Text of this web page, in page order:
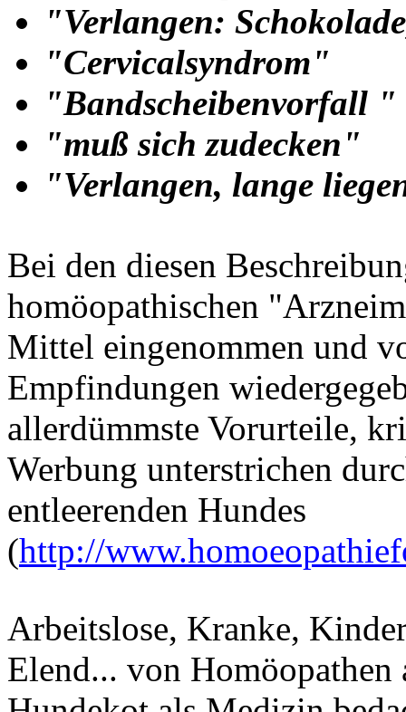
"Verlangen:
"Cervicalsyndrom"
"Bandscheibenvorfall "
"muß sich zudecken"
"Verlangen, lange
Bei den diesen
homöopathischen
Mittel eingenommen und
Empfindungen
allerdümmste Vorurteile,
Werbung unterstrichen
entleerenden Hundes
(http://
Arbeitslose, Kranke,
Elend... von